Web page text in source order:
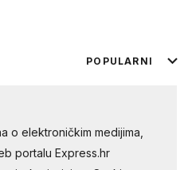
POPULARNI
o elektroničkim medijima,
portalu Express.hr